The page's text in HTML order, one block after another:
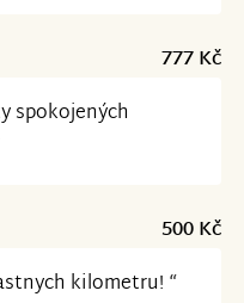
777 Kč
spokojených
500 Kč
kilometru! “